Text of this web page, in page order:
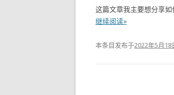
这篇文章我主要想分享
继续阅读»
本条目发布于2022年5月18